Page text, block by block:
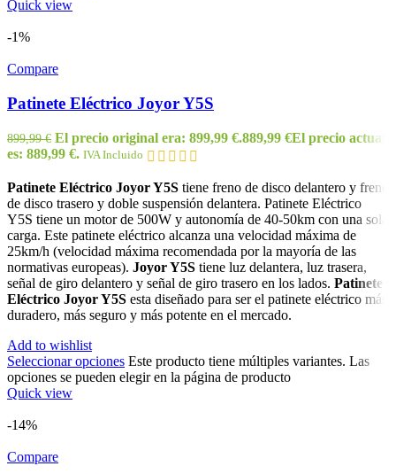
Quick view
-1%
Compare
Patinete Eléctrico Joyor Y5S
899,99€ El precio original era: 899,99 €.889,99 €El precio actual
es: 889,99 €. IVA Incluido
Patinete Eléctrico Joyor Y5S tiene freno de disco delantero y freno
de disco trasero y doble suspensión delantera. Patinete Eléctrico
Y5S tiene un motor de 500W y autonomía de 40-50km con una sola
carga. Este patinete eléctrico alcanza una velocidad máxima de
25km/h (velocidad máxima recomendada por la mayoría de las
normativas europeas). Joyor Y5S tiene luz delantera, luz trasera,
señal de giro delantero y señal de giro trasero en los lados. Patinete
Eléctrico Joyor Y5S esta diseñado para ser el patinete eléctrico más
duradero, más seguro y más potente en el mercado.
Add to wishlist
Seleccionar opciones Este producto tiene múltiples variantes. Las
opciones se pueden elegir en la página de producto
Quick view
-14%
Compare